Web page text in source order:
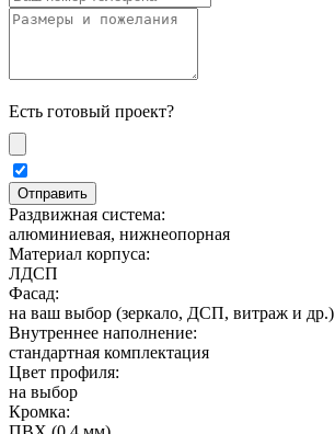
Есть готовый проект?
Раздвижная система:
алюминиевая, нижнеопорная
Материал корпуса:
ЛДСП
Фасад:
на ваш выбор (зеркало, ДСП, витраж и др.)
Внутреннее наполнение:
стандартная комплектация
Цвет профиля:
на выбор
Кромка: